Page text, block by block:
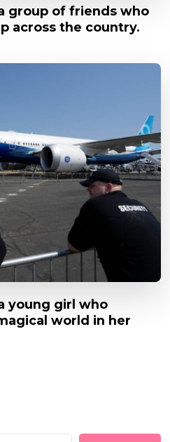
group of friends who
across the country.
young girl who
world in her